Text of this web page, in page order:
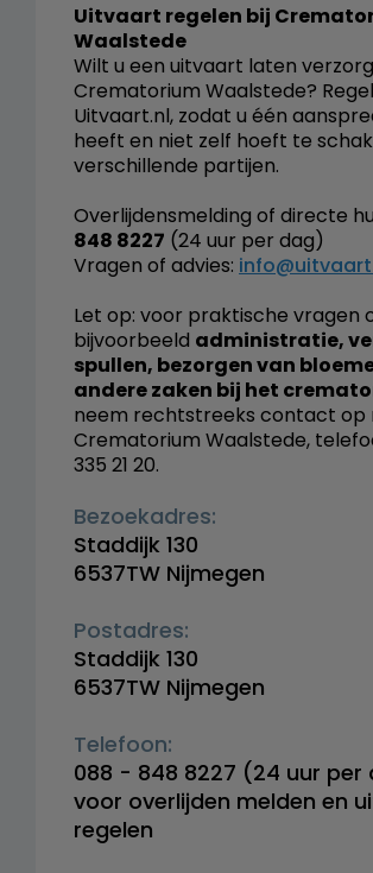
Uitvaart regelen bij
Waalstede
Wilt u een uitvaart laten
Crematorium Waalstede?
Uitvaart.nl, zodat u één
heeft en niet zelf hoeft te
verschillende partijen.
Overlijdensmelding of directe
848 8227 (24 uur per dag)
Vragen of advies:
Let op: voor praktische vragen
bijvoorbeeld administratie,
spullen, bezorgen van
andere zaken bij het
neem rechtstreeks contact op
Crematorium Waalstede,
335 21 20.
Bezoekadres:
Staddijk 130
6537TW Nijmegen
Postadres:
Staddijk 130
6537TW Nijmegen
Telefoon:
088 - 848 8227 (24 uur per
voor overlijden melden en
regelen